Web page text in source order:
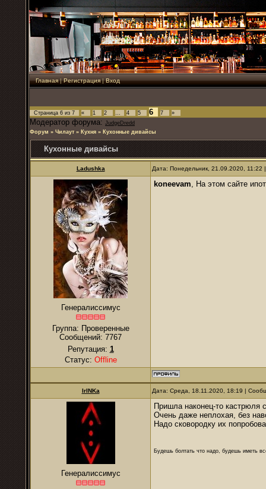
Главная|Регистрация|Вход
Страница 6 из 7 « 1 2 … 4 5 6 7 »
Модератор форума: JudgeDredd
Форум » Чилаут » Кухня » Кухонные дивайсы
Кухонные дивайсы
Ladushka Дата: Понедельник, 21.09.2020,
Генералиссимус
Группа: Проверенные
Сообщений: 7767
Репутация: 1
Статус: Offline
koneevam, На этом сайте
IrINKa Дата: Среда, 18.11.2020, 18:19 |
Генералиссимус
Пришла наконец-то кастрюля
Очень даже неплохая, без
Надо сковородку их
Будешь болтать что надо, будешь иметь